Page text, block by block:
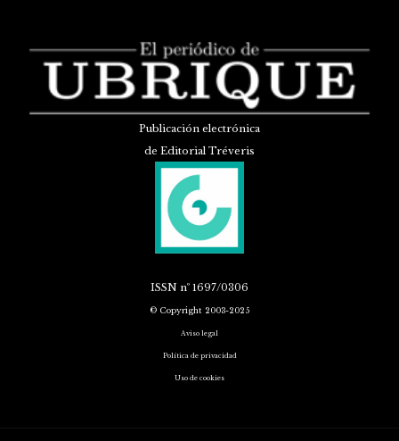
Publicación electrónica
de Editorial Tréveris
ISSN nº 1697/0306
© Copyright 2003-2025
Aviso legal
Política de privacidad
Uso de cookies